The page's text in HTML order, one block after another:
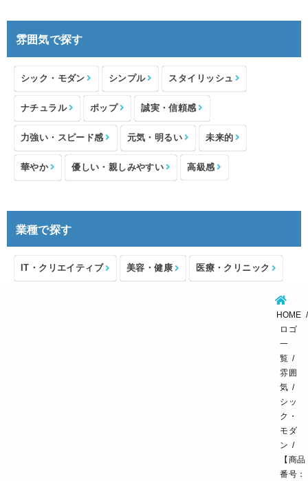
雰囲気で探す
シック・モダン シンプル スタイリッシュ
ナチュラル ポップ 誠実・信頼感
力強い・スピード感 元気・明るい 未来的
華やか 優しい・親しみやすい 高級感
業種で探す
IT・クリエイティブ 美容・健康 医療・クリニック
HOME
ロゴ
一
覧
雰囲
気
シッ
ク・
モダ
ン
【商品
番号：